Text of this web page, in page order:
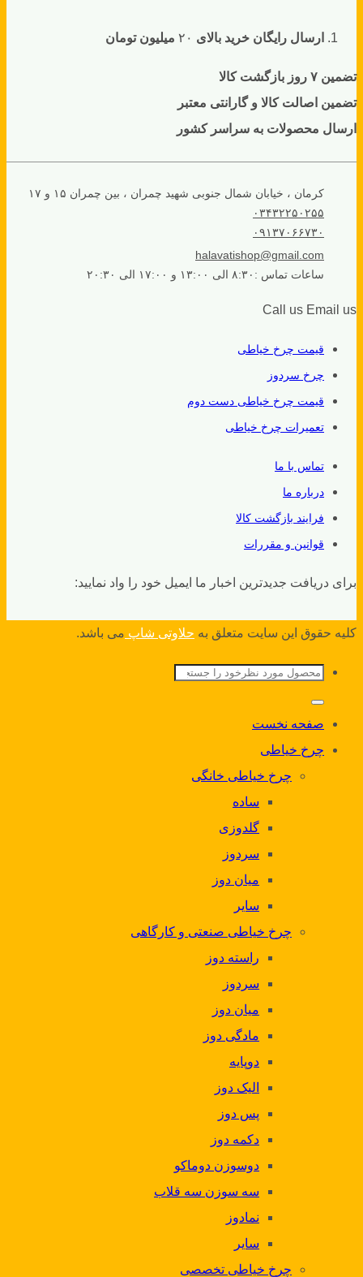
ارسال رایگان خرید بالای میلیون تومان
تضمین ۷ روز بازگشت کالا
تضمین اصالت کالا و گارانتی معتبر
ارسال محصولات به سراسر کشور
کرمان ، خیابان شمال جنوبی شهید چمران ، بین چمران ۱۵ و ۱۷
۰۳۴۳۲۲۵۰۲۵۵
۰۹۱۳۷۰۶۶۷۳۰
halavatishop@gmail.com
ساعات تماس :۸:۳۰ الی ۱۳:۰۰ و ۱۷:۰۰ الی ۲۰:۳۰
Call us Email us
قیمت چرخ خیاطی
چرخ سردوز
قیمت چرخ خیاطی دست دوم
تعمیرات چرخ خیاطی
تماس با ما
درباره ما
فرایند بازگشت کالا
قوانین و مقررات
برای دریافت جدیدترین اخبار ما ایمیل خود را واد نمایید:
کلیه حقوق این سایت متعلق به حلاوتی شاپ می باشد.
جستجو
برای:
صفحه نخست
چرخ خیاطی
چرخ خیاطی خانگی
ساده
گلدوزی
سردوز
میان دوز
سایر
چرخ خیاطی صنعتی و کارگاهی
راسته دوز
سردوز
میان دوز
مادگی دوز
دوپایه
الیک دوز
پس دوز
دکمه دوز
دوسوزن دوماکو
سه سوزن سه قلاب
نمادوز
سایر
چرخ خیاطی تخصصی